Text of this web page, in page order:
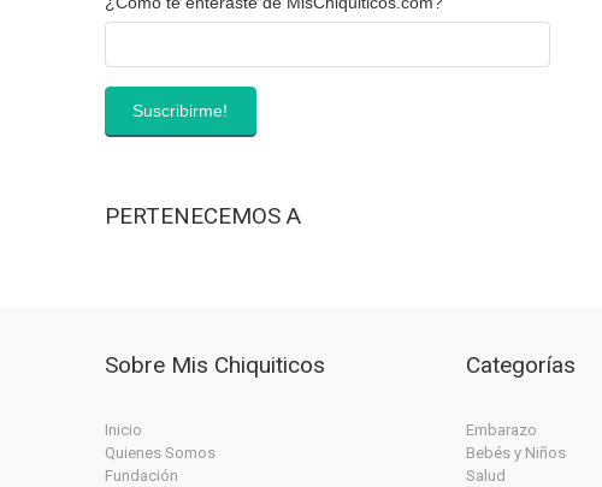
PERTENECEMOS A
Sobre Mis Chiquiticos
Inicio
Quienes Somos
Fundación
Categorías
Embarazo
Bebés y Niños
Salud